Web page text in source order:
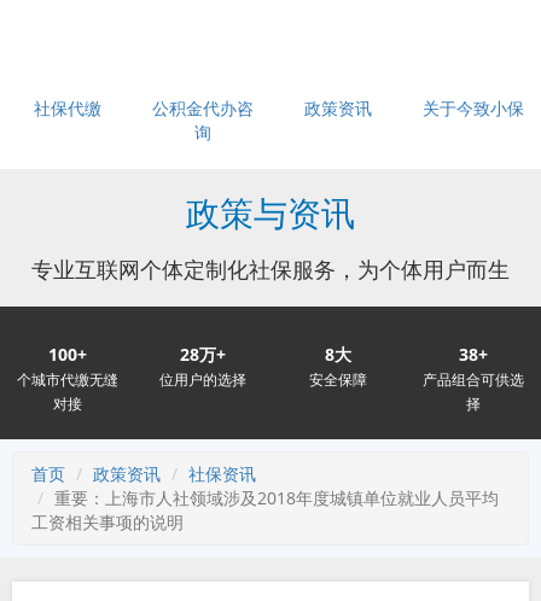
社保代缴
公积金代办咨
询
政策资讯 关于今致小保
政策与资讯
专业互联网个体定制化社保服务，为个体用户而生
100+
个城市代缴无缝
对接
28万+
位用户的选择
8大
安全保障
38+
产品组合可供选
择
首页 政策资讯
社保资讯
重要：上海市人社领域涉及2018年度城镇单位就业人员平均
工资相关事项的说明